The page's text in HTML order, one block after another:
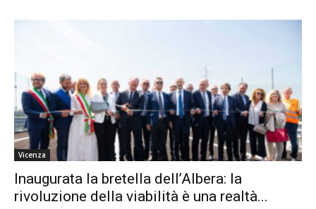
Vicenza
Inaugurata la bretella dell’Albera: la
rivoluzione della viabilità è una realtà...